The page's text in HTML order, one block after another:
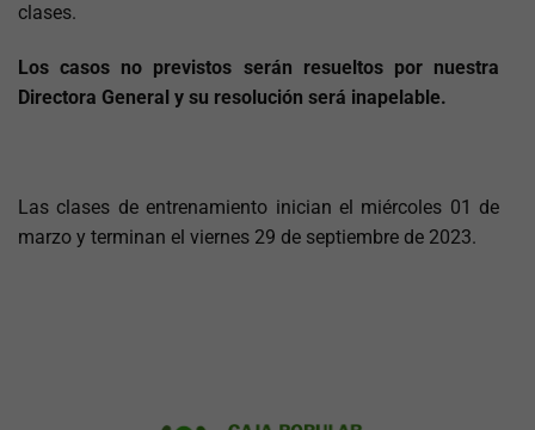
clases.
Los casos no previstos serán resueltos por nuestra
Directora General y su resolución será inapelable.
Las clases de entrenamiento inician el miércoles 01 de
marzo y terminan el viernes 29 de septiembre de 2023.